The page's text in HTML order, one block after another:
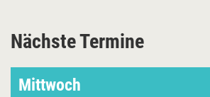
Nächste Termine
Mittwoch